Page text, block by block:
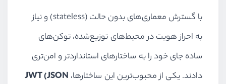
با گسترش معماری‌های بدون حالت (stateless) و نیاز
به احراز هویت در محیط‌های توزیع‌شده، توکن‌های
ساده جای خود را به ساختارهای استانداردتر و امن‌تری
دادند. یکی از محبوب‌ترین این ساختارها، JWT (JSON